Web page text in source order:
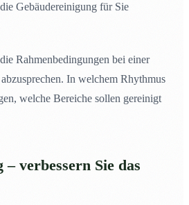
Gebäudereinigung für Sie
Rahmenbedingungen bei einer
In welchem Rhythmus
welche Bereiche sollen gereinigt
verbessern Sie das